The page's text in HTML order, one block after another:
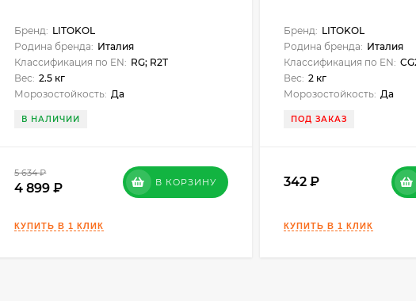
Бренд: LITOKOL
Родина бренда: Италия
Классификация по EN: RG; R2T
Вес: 2.5 кг
Морозостойкость: Да
В НАЛИЧИИ
5 634 ₽
4 899 В КОРЗИНУ
Бренд: LITOKOL
Родина бренда: Италия
Классификация по EN:
Вес: 2 кг
Морозостойкость: Да
ПОД ЗАКАЗ
342